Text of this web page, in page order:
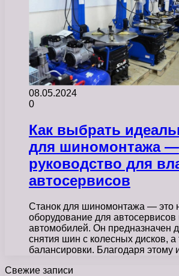
08.05.2024
0
Как выбрать
для шиномонтажа —
руководство для
автосервисов
Станок для шиномонтажа — это
оборудование для автосервисов
автомобилей. Он предназначен
снятия шин с колесных дисков, а
балансировки. Благодаря этому
Свежие записи